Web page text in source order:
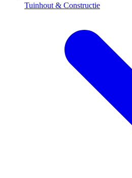
Tuinhout & Constructie